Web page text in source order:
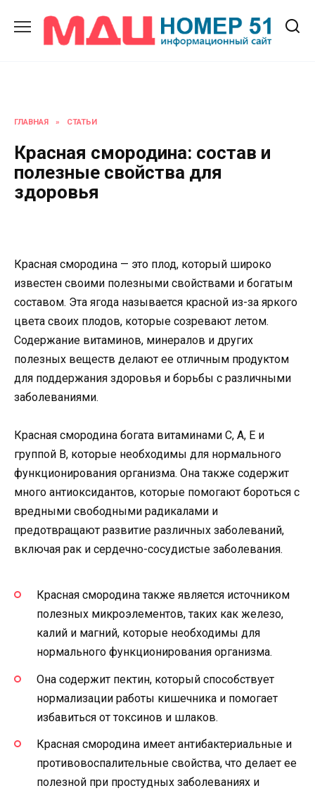
содержанию
ГЛАВНАЯ » СТАТЬИ
Красная смородина: состав и
полезные свойства для
здоровья
Красная смородина — это плод, который широко
известен своими полезными свойствами и богатым
составом. Эта ягода называется красной из-за яркого
цвета своих плодов, которые созревают летом.
Содержание витаминов, минералов и других
полезных веществ делают ее отличным продуктом
для поддержания здоровья и борьбы с различными
заболеваниями.
Красная смородина богата витаминами C, А, Е и
группой В, которые необходимы для нормального
функционирования организма. Она также содержит
много антиоксидантов, которые помогают бороться с
вредными свободными радикалами и
предотвращают развитие различных заболеваний,
включая рак и сердечно-сосудистые заболевания.
Красная смородина также является источником
полезных микроэлементов, таких как железо,
калий и магний, которые необходимы для
нормального функционирования организма.
Она содержит пектин, который способствует
нормализации работы кишечника и помогает
избавиться от токсинов и шлаков.
Красная смородина имеет антибактериальные и
противовоспалительные свойства, что делает ее
полезной при простудных заболеваниях и